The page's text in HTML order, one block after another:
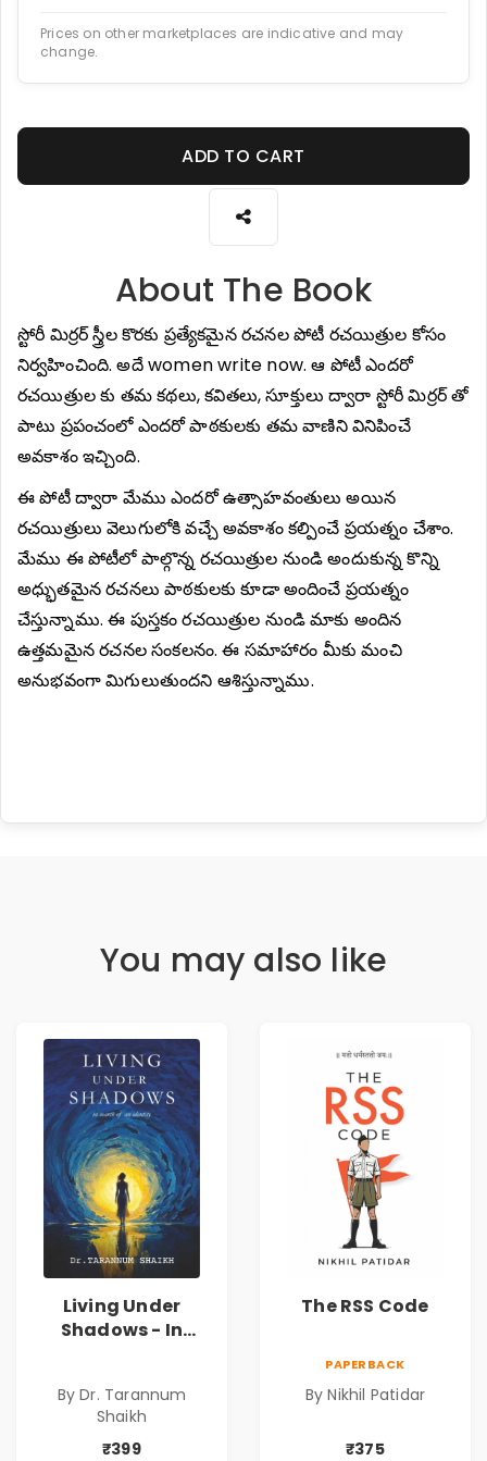
Prices on other marketplaces are indicative and may
change.
ADD TO CART
About The Book
స్టోరీ మిర్రర్ స్త్రీల కొరకు ప్రత్యేకమైన రచనల పోటీ రచయిత్రుల కోసం
నిర్వహించింది. అదే women write now. ఆ పోటీ ఎందరో
రచయిత్రుల కు తమ కథలు, కవితలు, సూక్తులు ద్వారా స్టోరీ మిర్రర్ తో
పాటు ప్రపంచంలో ఎందరో పాఠకులకు తమ వాణిని వినిపించే
అవకాశం ఇచ్చింది.
ఈ పోటీ ద్వారా మేము ఎందరో ఉత్సాహవంతులు అయిన
రచయిత్రులు వెలుగులోకి వచ్చే అవకాశం కల్పించే ప్రయత్నం చేశాం.
మేము ఈ పోటీలో పాల్గొన్న రచయిత్రుల నుండి అందుకున్న కొన్ని
అధ్భుతమైన రచనలు పాఠకులకు కూడా అందించే ప్రయత్నం
చేస్తున్నాము. ఈ పుస్తకం రచయిత్రుల నుండి మాకు అందిన
ఉత్తమమైన రచనల సంకలనం. ఈ సమాహారం మీకు మంచి
అనుభవంగా మిగులుతుందని ఆశిస్తున్నాము.
You may also like
Living Under
Shadows - In
Tarannum Shaikh
| Pre-Order
By Dr. Tarannum
Shaikh
₹399
The RSS Code
PAPERBACK
By Nikhil Patidar
₹375